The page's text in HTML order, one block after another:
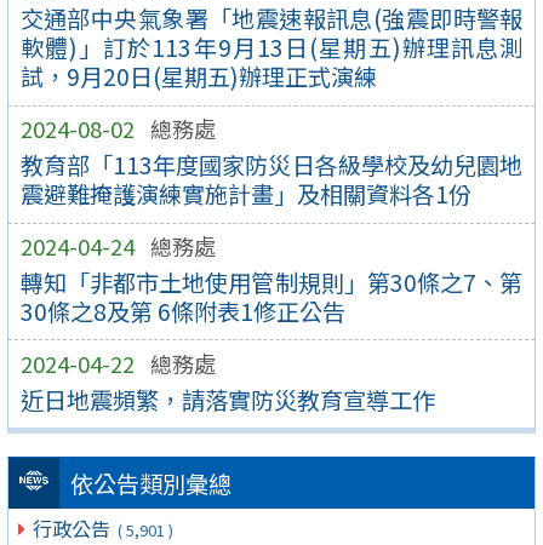
交通部中央氣象署「地震速報訊息(強震即時警報
軟體)」訂於113年9月13日(星期五)辦理訊息測
試，9月20日(星期五)辦理正式演練
2024-08-02 總務處
教育部「113年度國家防災日各級學校及幼兒園地
震避難掩護演練實施計畫」及相關資料各1份
2024-04-24 總務處
轉知「非都市土地使用管制規則」第30條之7、第
30條之8及第 6條附表1修正公告
2024-04-22 總務處
近日地震頻繁，請落實防災教育宣導工作
依公告類別彙總
行政公告 ( 5,901 )